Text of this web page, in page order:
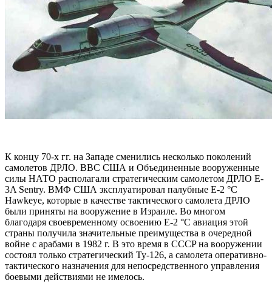
К концу 70-х гг. на Западе сменились несколько поколений
самолетов ДРЛО. ВВС США и Объединенные вооруженные
силы HАТО располагали стратегическим самолетом ДРЛО E-
3A Sentry. ВМФ США зксплуатировал палубные E-2 °C
Hawkeye, которые в качестве тактического самолета ДРЛО
были приняты на вооружение в Израиле. Во многом
благодаря своевременному освоению E-2 °C авиация этой
страны получила значительные преимущества в очередной
войне с арабами в 1982 г. В это время в CCCP на вооружении
состоял только стратегический Ту-126, а самолета оперативно-
тактического назначения для непосредственного управления
боевыми действиями не имелось.